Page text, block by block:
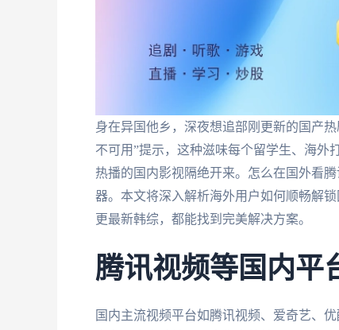
身在异国他乡，深夜想追部刚更新的国产
不可用”提示，这种滋味每个留学生、海外
热播的国内影视隔绝开来。怎么在国外看
器。本文将深入解析海外用户如何顺畅解
更最新韩综，都能找到完美解决方案。
腾讯视频等国内平
国内主流视频平台如腾讯视频、爱奇艺、